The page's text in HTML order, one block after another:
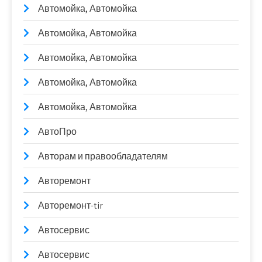
Автомойка, Автомойка
Автомойка, Автомойка
Автомойка, Автомойка
Автомойка, Автомойка
Автомойка, Автомойка
АвтоПро
Авторам и правообладателям
Авторемонт
Авторемонт-tir
Автосервис
Автосервис